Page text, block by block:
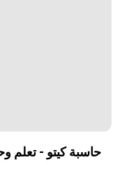
حاسبة كيتو - تعلم